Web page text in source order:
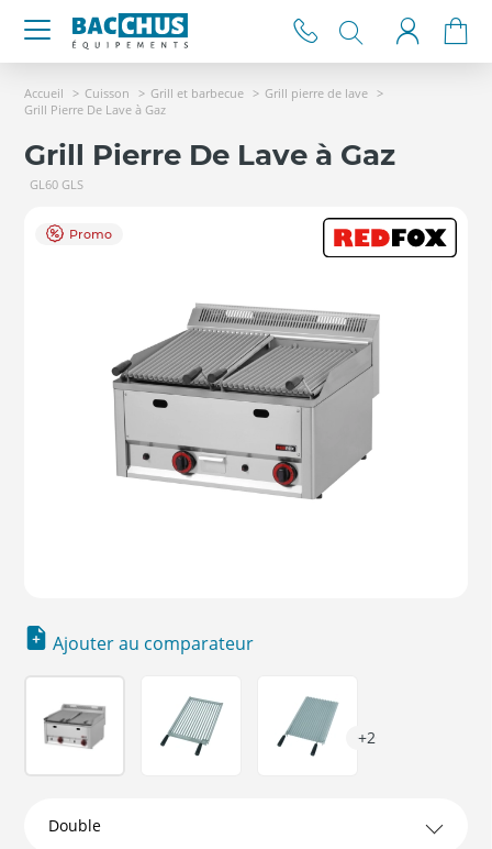
Accueil Cuisson Grill et barbecue
Grill pierre de lave
Grill Pierre De Lave à Gaz
Grill Pierre De Lave à Gaz
GL60 GLS
Promo
Ajouter au comparateur
+2